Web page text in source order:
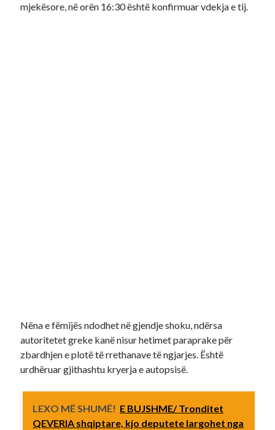
mjekësore, në orën 16:30 është konfirmuar vdekja e tij.
Nëna e fëmijës ndodhet në gjendje shoku, ndërsa
autoritetet greke kanë nisur hetimet paraprake për
zbardhjen e plotë të rrethanave të ngjarjes. Është
urdhëruar gjithashtu kryerja e autopsisë.
LEXO MË SHUMË! E BUJSHME/ Tronditet
QEVERIA shqiptare, kjo deputete largohet nga